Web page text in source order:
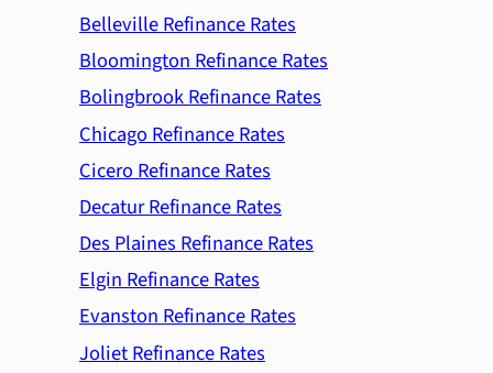
Belleville Refinance Rates
Bloomington Refinance Rates
Bolingbrook Refinance Rates
Chicago Refinance Rates
Cicero Refinance Rates
Decatur Refinance Rates
Des Plaines Refinance Rates
Elgin Refinance Rates
Evanston Refinance Rates
Joliet Refinance Rates